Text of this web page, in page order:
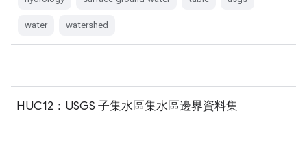
water watershed
HUC12：USGS 子集水區集水區邊界資料集